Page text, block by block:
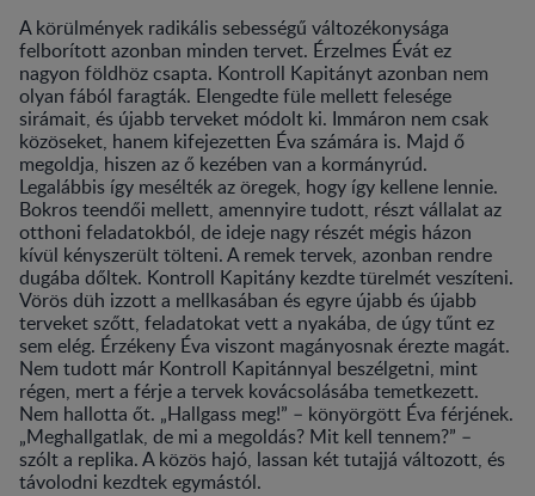
A körülmények radikális sebességű változékonysága
felborított azonban minden tervet. Érzelmes Évát ez
nagyon földhöz csapta. Kontroll Kapitányt azonban nem
olyan fából faragták. Elengedte füle mellett felesége
sirámait, és újabb terveket módolt ki. Immáron nem csak
közöseket, hanem kifejezetten Éva számára is. Majd ő
megoldja, hiszen az ő kezében van a kormányrúd.
Legalábbis így mesélték az öregek, hogy így kellene lennie.
Bokros teendői mellett, amennyire tudott, részt vállalat az
otthoni feladatokból, de ideje nagy részét mégis házon
kívül kényszerült tölteni. A remek tervek, azonban rendre
dugába dőltek. Kontroll Kapitány kezdte türelmét veszíteni.
Vörös düh izzott a mellkasában és egyre újabb és újabb
terveket szőtt, feladatokat vett a nyakába, de úgy tűnt ez
sem elég. Érzékeny Éva viszont magányosnak érezte magát.
Nem tudott már Kontroll Kapitánnyal beszélgetni, mint
régen, mert a férje a tervek kovácsolásába temetkezett.
Nem hallotta őt. „Hallgass meg!” – könyörgött Éva férjének.
„Meghallgatlak, de mi a megoldás? Mit kell tennem?” –
szólt a replika. A közös hajó, lassan két tutajjá változott, és
távolodni kezdtek egymástól.